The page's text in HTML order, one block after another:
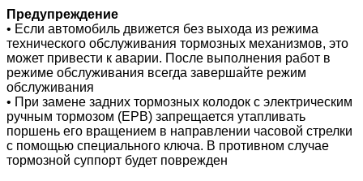
Предупреждение
• Если автомобиль движется без выхода из режима
технического обслуживания тормозных механизмов, это
может привести к аварии. После выполнения работ в
режиме обслуживания всегда завершайте режим
обслуживания
• При замене задних тормозных колодок с электрическим
ручным тормозом (EPB) запрещается утапливать
поршень его вращением в направлении часовой стрелки
с помощью специального ключа. В противном случае
тормозной суппорт будет поврежден